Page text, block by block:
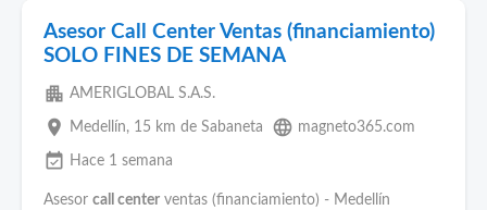
Asesor Call Center Ventas (financiamiento)
SOLO FINES DE SEMANA
apartment AMERIGLOBAL S.A.S.
place Medellín, 15 km de Sabaneta language magneto365.com
event_available Hace 1 semana
Asesor call center ventas (financiamiento) - Medellín